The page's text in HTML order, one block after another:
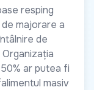
resping
majorare a
de
ar putea fi
masiv